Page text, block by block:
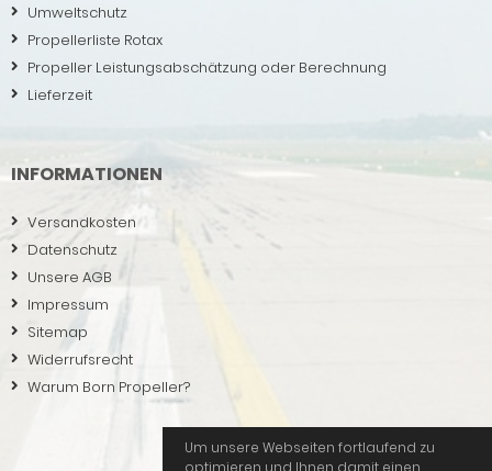
Umweltschutz
Propellerliste Rotax
Propeller Leistungsabschätzung oder Berechnung
Lieferzeit
INFORMATIONEN
Versandkosten
Datenschutz
Unsere AGB
Impressum
Sitemap
Widerrufsrecht
Warum Born Propeller?
Um unsere Webseiten fortlaufend zu
optimieren und Ihnen damit einen